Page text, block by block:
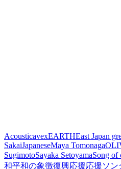
AcousticavexEARTHEast Japan
SakaiJapaneseMaya Tomonaga
SugimotoSayaka SetoyamaSong of
和平和の象徴復興応援応援ソン